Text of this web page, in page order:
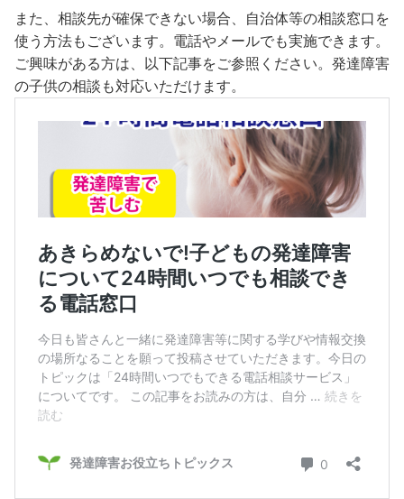
また、相談先が確保できない場合、自治体等の相談窓口を
使う方法もございます。電話やメールでも実施できます。
ご興味がある方は、以下記事をご参照ください。発達障害
の子供の相談も対応いただけます。